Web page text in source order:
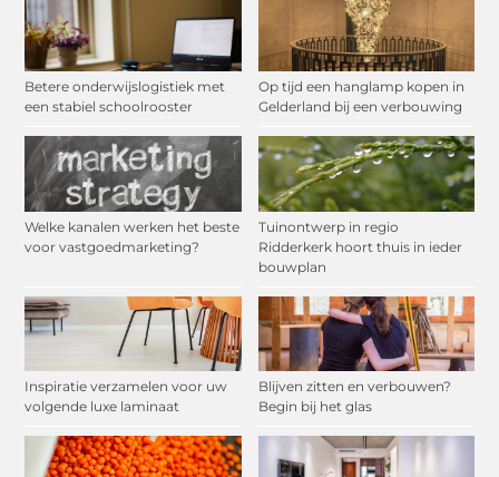
Betere onderwijslogistiek met
een stabiel schoolrooster
Op tijd een hanglamp kopen in
Gelderland bij een verbouwing
Welke kanalen werken het beste
voor vastgoedmarketing?
Tuinontwerp in regio
Ridderkerk hoort thuis in ieder
bouwplan
Inspiratie verzamelen voor uw
volgende luxe laminaat
Blijven zitten en verbouwen?
Begin bij het glas